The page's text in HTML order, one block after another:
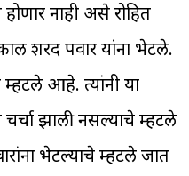
नाही असे रोहित
शरद पवार यांना भेटले.
म्हटले आहे. त्यांनी या
झाली नसल्याचे म्हटले
भेटल्याचे म्हटले जात